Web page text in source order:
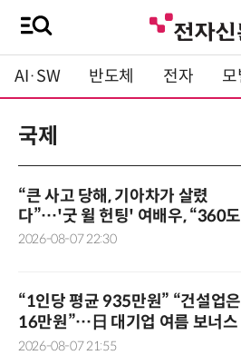
AI·SW 반도체 전자 모
국제
“큰 사고 당해, 기아차가 살렸
다”…'굿 윌 헌팅' 여배우, “360
어백 굿”
2026-08-07 22:30
“1인당 평균 935만원” “건설업
16만원”…日 대기업 여름 보너스
상 최대
2026-08-07 21:55